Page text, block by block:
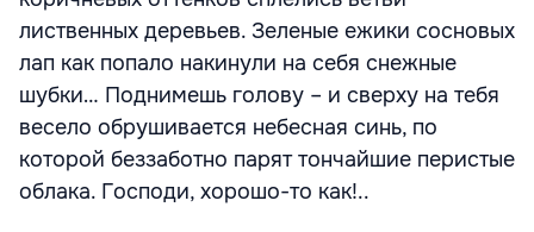
лиственных деревьев. Зеленые ежики сосновых
лап как попало накинули на себя снежные
шубки… Поднимешь голову – и сверху на тебя
весело обрушивается небесная синь, по
которой беззаботно парят тончайшие перистые
облака. Господи, хорошо-то как!..